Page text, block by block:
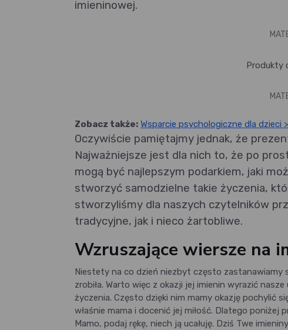
imieninowej.
Produkty
Zobacz także: Wsparcie psychologiczne dla dzieci
Oczywiście pamiętajmy jednak, że
Najważniejsze jest dla nich to, że po
mogą być najlepszym podarkiem, jaki
stworzyć samodzielne takie życzenia,
stworzyliśmy dla naszych czytelników
tradycyjne, jak i nieco żartobliwe.
Wzruszające wiersze na
Niestety na co dzień niezbyt często zastanawiamy
zrobiła. Warto więc z okazji jej imienin wyrazić
życzenia. Często dzięki nim mamy okazję pochylić
właśnie mama i docenić jej miłość. Dlatego poniżej
Mamo, podaj rękę, niech ją ucałuję. Dziś Twe